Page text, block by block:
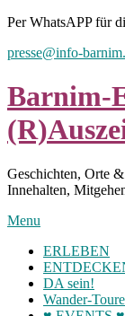
Skip
content
Per WhatsAPP für
presse@info-
Barnim-
Geschichten, Orte
Innehalten,
Menu
ERLEBEN
DA sein!
Wander-